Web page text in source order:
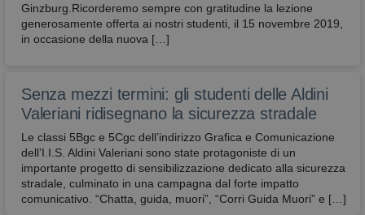
Ginzburg.Ricorderemo sempre con gratitudine la lezione
generosamente offerta ai nostri studenti, il 15 novembre 2019,
in occasione della nuova […]
Senza mezzi termini: gli studenti delle Aldini
Valeriani ridisegnano la sicurezza stradale
Le classi 5Bgc e 5Cgc dell’indirizzo Grafica e Comunicazione
dell’I.I.S. Aldini Valeriani sono state protagoniste di un
importante progetto di sensibilizzazione dedicato alla sicurezza
stradale, culminato in una campagna dal forte impatto
comunicativo. “Chatta, guida, muori”, “Corri Guida Muori” e […]
Tecnici Performance
Sono i cookie che servono a effettuare la
navigazione o fornire un servizio richiesto
dall’utente. Non vengono utilizzati per scopi ulteriori
e sono normalmente installati direttamente dal
titolare del sito web. Senza il ricorso a tali cookie,
alcune operazioni non potrebbero essere compiute
o sarebbero più complesse e/o meno sicure, come
ad esempio le attività di home banking
(visualizzazione dell’estratto conto, bonifici,